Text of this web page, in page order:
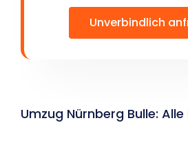
Unverbindlich
Umzug Nürnberg Bulle: